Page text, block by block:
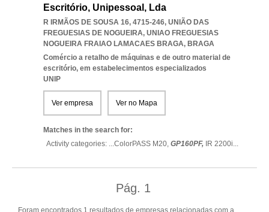
Escritório, Unipessoal, Lda
R IRMÃOS DE SOUSA 16, 4715-246, UNIÃO DAS
FREGUESIAS DE NOGUEIRA, UNIAO FREGUESIAS
NOGUEIRA FRAIAO LAMACAES BRAGA, BRAGA
Comércio a retalho de máquinas e de outro material de
escritório, em estabelecimentos especializados
UNIP
Ver empresa Ver no Mapa
Matches in the search for:
Activity categories: ...ColorPASS M20, GP160PF, IR 2200i...
Pág. 1
Foram encontrados 1 resultados de empresas relacionadas com a